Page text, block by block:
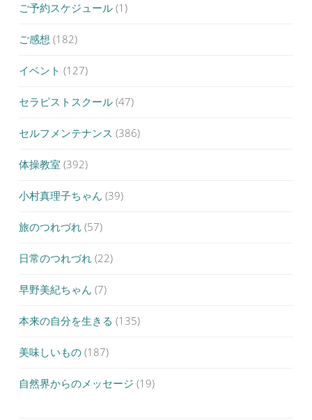
ご予約スケジュール (1)
ご感想 (182)
イベント (127)
セラピストスクール (47)
セルフメンテナンス (386)
体操教室 (392)
小村真理子ちゃん (39)
旅のつれづれ (57)
日常のつれづれ (22)
早野美紀ちゃん (7)
本来の自分を生きる (135)
美味しいもの (187)
自然界からのメッセージ (19)